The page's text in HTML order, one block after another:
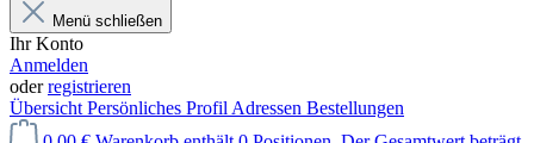
Menü schließen
Ihr Konto
Anmelden
oderregistrieren
Übersicht Persönliches Profil Adressen Bestellungen